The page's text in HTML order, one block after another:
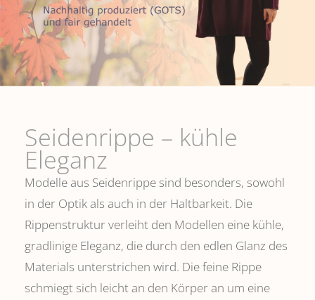
Seidenrippe­ – kühle
Eleganz
Modelle aus Seidenrippe sind besonders, sowohl
in der Optik als auch in der Haltbarkeit. Die
Rippenstruktur verleiht den Modellen eine kühle,
gradlinige Eleganz, die durch den edlen Glanz des
Materials unterstrichen wird. Die feine Rippe
schmiegt sich leicht an den Körper an um eine